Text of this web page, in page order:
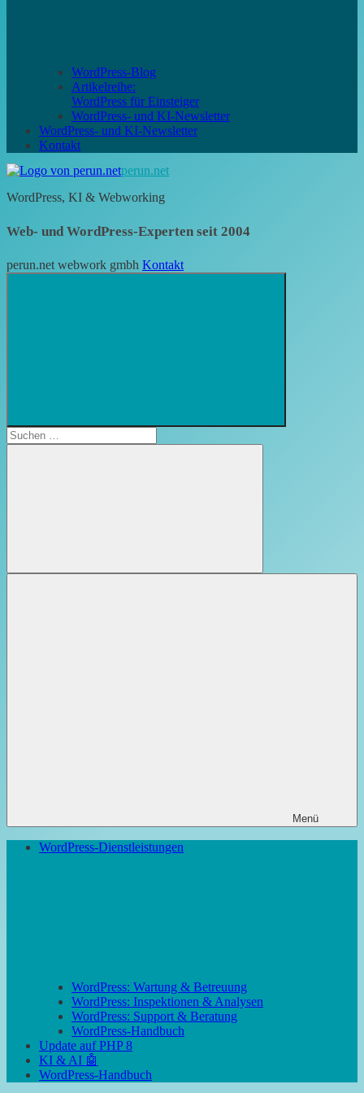
WordPress-Blog
Artikelreihe:
WordPress für Einsteiger
WordPress- und KI-Newsletter
WordPress- und KI-Newsletter
Kontakt
perun.net
WordPress, KI & Webworking
Web- und WordPress-Experten seit 2004
perun.net webwork gmbh Kontakt
öffnen
Suchen
nach:
Suchen
Menü
WordPress-Dienstleistungen
WordPress: Wartung & Betreuung
WordPress: Inspektionen & Analysen
WordPress: Support & Beratung
WordPress-Handbuch
Update auf PHP 8
KI & AI 🤖
WordPress-Handbuch